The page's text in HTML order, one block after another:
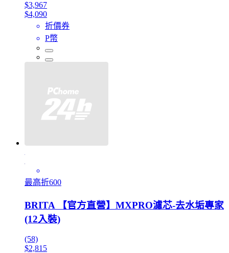
$3,967
$4,090
折價券
P幣
最高折600
BRITA 【官方直營】MXPRO濾芯-去水垢專家
(12入裝)
(58)
$2,815